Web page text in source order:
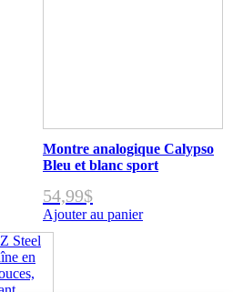
Montre analogique Calypso
Bleu et blanc sport
54,99$
Ajouter au panier